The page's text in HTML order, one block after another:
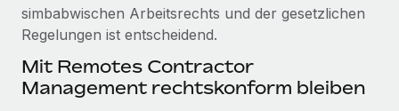
Lückenlose Compliance
Geräteverwaltung
Globale Bereitstellung und Verfolgung von IT-
Geräten
Weaviate auf einen Blick Weaviate entwickelt KI-basierte
Open-Source-Infrastrukturen. Das...
Mehr erfahren
BLOG
Globale Payroll
EOR und PEO
simbabwischen Arbeitsrechts und der gesetzlichen
Regelungen ist entscheidend.
Mit Remotes Contractor
Management rechtskonform bleiben